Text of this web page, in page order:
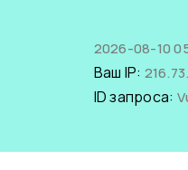
2026-08-10
Ваш IP:
ID запроса: